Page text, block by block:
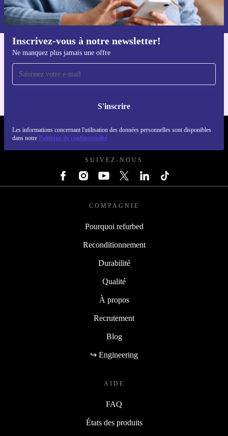
Inscrivez-vous à notre newsletter!
Ne manquez plus jamais une offre
S'inscrire
Les informations concernant l'utilisation des données personnelles sont disponibles
dans notre Politique de confidentialité
Retrouvez les informations sur l'utilisation des données personnelles
dans notrepolitique de confidentialité.
Téléchargez l'application refurbed
Pour iOS et Android
REFURBED FRANCE - RETHINK NEW.
SUIVEZ-NOUS
COMPAGNIE
Pourquoi refurbed
Reconditionnement
Durabilité
Qualité
À propos
Recrutement
Blog
↪ Engineering
AIDE
FAQ
États des produits